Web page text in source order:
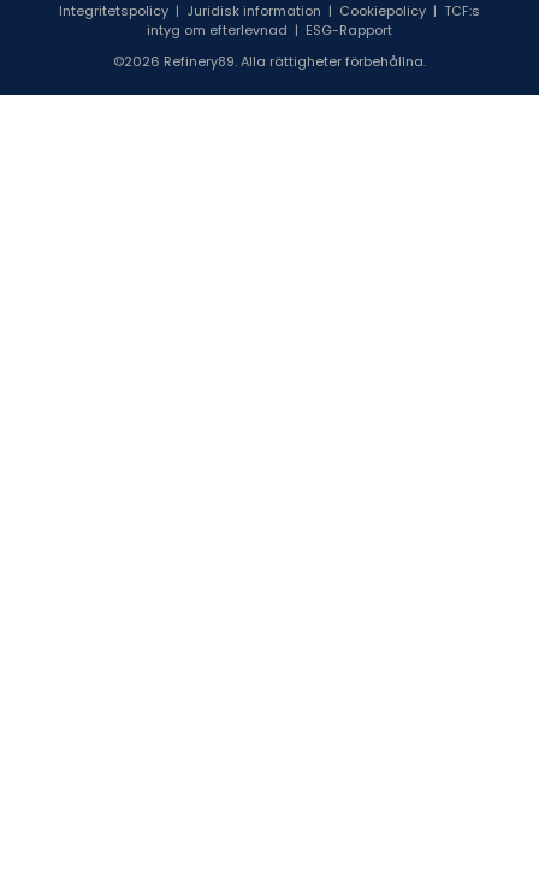
Integritetspolicy | Juridisk information | Cookiepolicy | TCF:s
intyg om efterlevnad | ESG-Rapport
©2026 Refinery89. Alla rättigheter förbehållna.